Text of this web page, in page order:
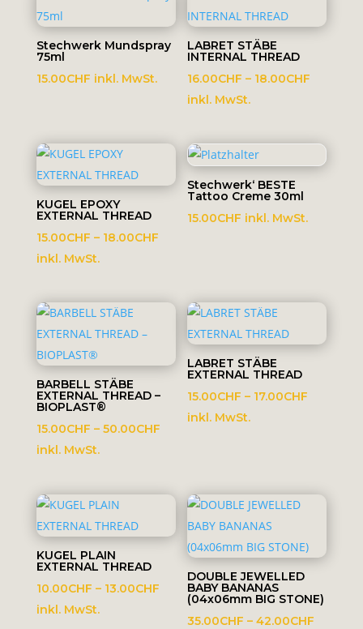
Stechwerk Mundspray
75ml
15.00CHF inkl. MwSt.
LABRET STÄBE
INTERNAL THREAD
16.00CHF – 18.00CHF
inkl. MwSt.
KUGEL EPOXY
EXTERNAL THREAD
15.00CHF – 18.00CHFPreisspanne:
18.00CHF
inkl. MwSt.
Stechwerk‘ BESTE
Tattoo Creme 30ml
15.00CHF inkl. MwSt.
BARBELL STÄBE
EXTERNAL THREAD –
BIOPLAST®
15.00CHF – 50.00CHFPreisspanne:
50.00CHF
inkl. MwSt.
LABRET STÄBE
EXTERNAL THREAD
15.00CHF – 17.00CHF
inkl. MwSt.
KUGEL PLAIN
EXTERNAL THREAD
10.00CHF – 13.00CHFPreisspanne:
10.00CHF
inkl. MwSt.
DOUBLE JEWELLED
BABY BANANAS
(04x06mm BIG STONE)
35.00CHF –42.00CHF